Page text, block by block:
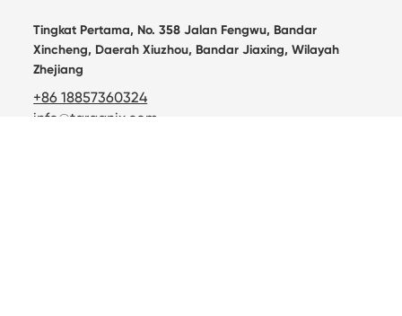
Tingkat Pertama, No. 358 Jalan Fengwu, Bandar
Xincheng, Daerah Xiuzhou, Bandar Jiaxing, Wilayah
Zhejiang
+86 18857360324
info@targanix.com